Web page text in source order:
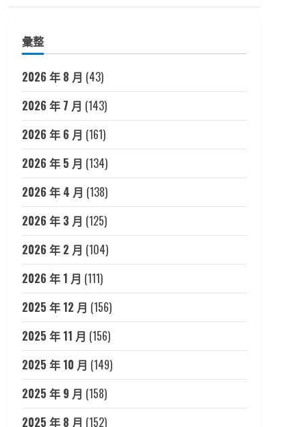
彙整
2026 年 8 月 (43)
2026 年 7 月 (143)
2026 年 6 月 (161)
2026 年 5 月 (134)
2026 年 4 月 (138)
2026 年 3 月 (125)
2026 年 2 月 (104)
2026 年 1 月 (111)
2025 年 12 月 (156)
2025 年 11 月 (156)
2025 年 10 月 (149)
2025 年 9 月 (158)
2025 年 8 月 (152)